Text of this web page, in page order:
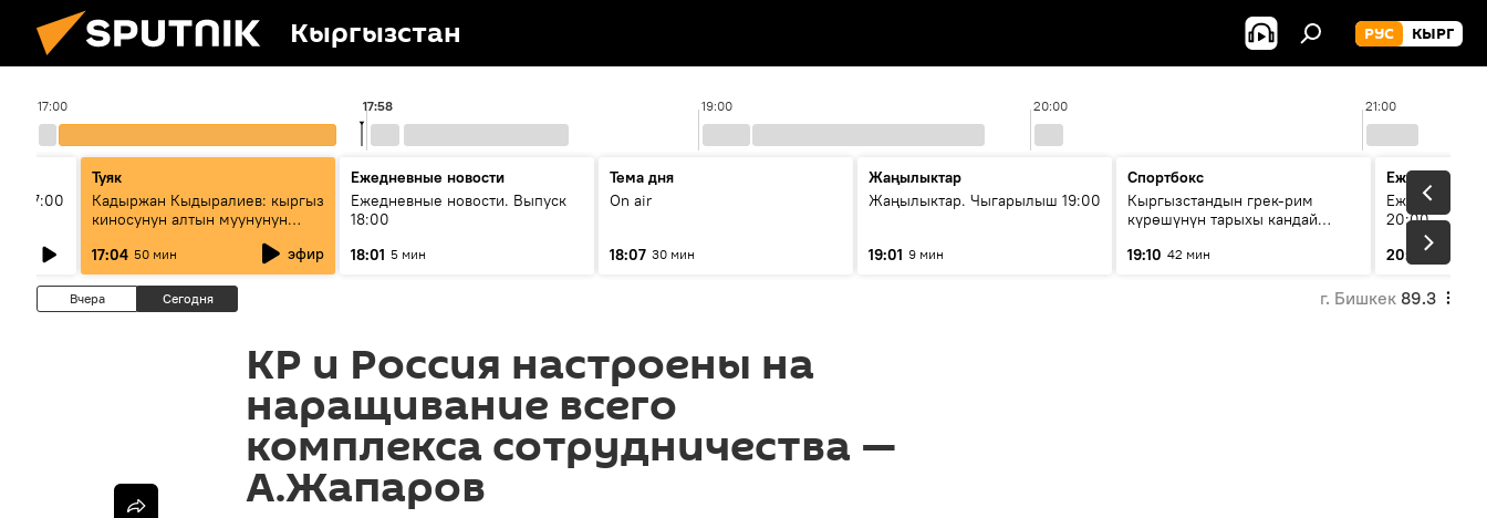
Кыргызстан РУС КЫРГ
17:00 19:00 20:00 21:00
17:58
17:00
Туяк
Кадыржан Кыдыралиев: кыргыз
киносунун алтын муунунун
17:04 50 мин эфир
Ежедневные новости
Ежедневные новости. Выпуск
18:00
18:01 5 мин
Тема дня
On air
18:07 30 мин
Жаңылыктар
Жаңылыктар. Чыгарылыш 19:00
19:01 9 мин
Спортбокс
Кыргызстандын грек-рим
күрөшүнүн тарыхы кандай
19:10 42 мин
Ежедневные
Ежедневные
20:00
20:01
Вчера Сегодня г. Бишкек 89.3
КР и Россия настроены на
наращивание всего
комплекса сотрудничества —
А.Жапаров